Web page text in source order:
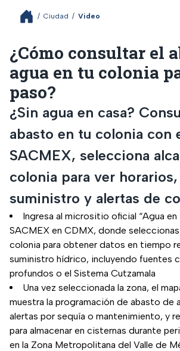
/ Ciudad / Video
¿Cómo consultar el
agua en tu colonia
paso?
¿Sin agua en casa?
abasto en tu colonia con
SACMEX, selecciona
colonia para ver
suministro y alertas de
Ingresa al micrositio oficial “Agua
SACMEX en CDMX, donde
colonia para obtener datos en tiempo
suministro hídrico, incluyendo fuentes
profundos o el Sistema Cutzamala
Una vez seleccionada la zona, el
muestra la programación de abasto de
alertas por sequía o mantenimiento, y
para almacenar en cisternas durante
en la Zona Metropolitana del Valle de